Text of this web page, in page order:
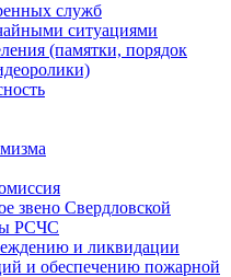
служб
ситуациями
(памятки, порядок
звено Свердловской
РСЧС
и ликвидации
и обеспечению пожарной